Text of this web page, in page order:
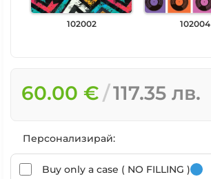
102002 102004
60.00 € 117.35 лв.
Персонализирай:
Buy only a case ( NO FILLING )